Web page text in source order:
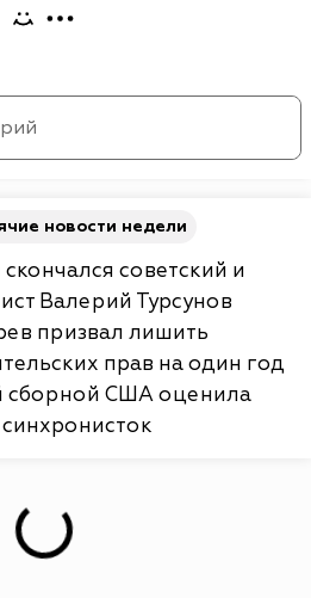
новости недели
советский и
Валерий Турсунов
призвал лишить
прав на один год
сборной США оценила